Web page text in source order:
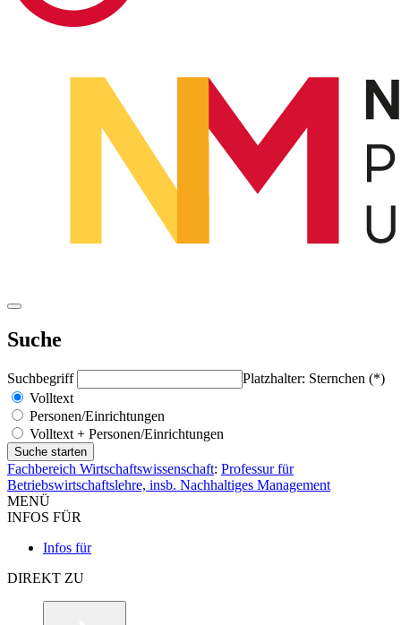
Suche
Suchbegriff
Platzhalter: Sternchen (*)
Volltext
Personen/Einrichtungen
Volltext + Personen/Einrichtungen
Fachbereich Wirtschaftswissenschaft: Professur für
Betriebswirtschaftslehre, insb. Nachhaltiges Management
MENÜ
INFOS FÜR
Infos für
DIREKT ZU